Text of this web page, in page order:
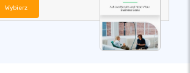
Wybierz